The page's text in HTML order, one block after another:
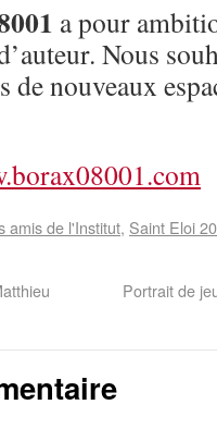
a pour
Nous
nouveaux
amis de l'Institut, Saint Eloi
Portrait de